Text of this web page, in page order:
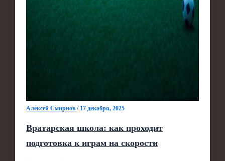
Алексей Смирнов/ 17 декабря, 2025
Вратарская школа: как проходит
подготовка к играм на скорости